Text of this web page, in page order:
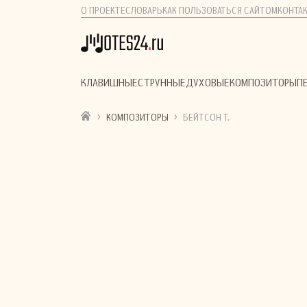
О ПРОЕКТЕСЛОВАРЬ КАК ПОЛЬЗОВАТЬСЯ САЙТОМ
КЛАВИШНЫЕСТРУННЫЕДУХОВЫЕКОМПОЗИТОРЫ
› КОМПОЗИТОРЫ › БЕЙТСОН Т.